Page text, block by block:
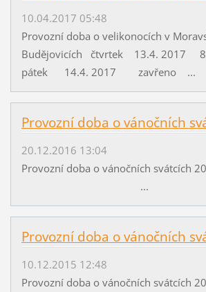
10.04.2017 05:48
Provozní doba o velikonocích v
Budějovicích čtvrtek 13.4. 2017 8
pátek 14.4. 2017 zavřeno ...
Provozní doba o vánočních
20.12.2016 13:04
Provozní doba o vánočních svátcích
...
Provozní doba o vánočních
10.12.2015 12:48
Provozní doba o vánočních svátcích